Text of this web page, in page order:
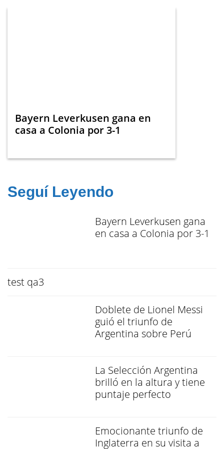
Bayern Leverkusen gana en
casa a Colonia por 3-1
Seguí Leyendo
Bayern Leverkusen gana
en casa a Colonia por 3-1
test qa3
Doblete de Lionel Messi
guió el triunfo de
Argentina sobre Perú
La Selección Argentina
brilló en la altura y tiene
puntaje perfecto
Emocionante triunfo de
Inglaterra en su visita a